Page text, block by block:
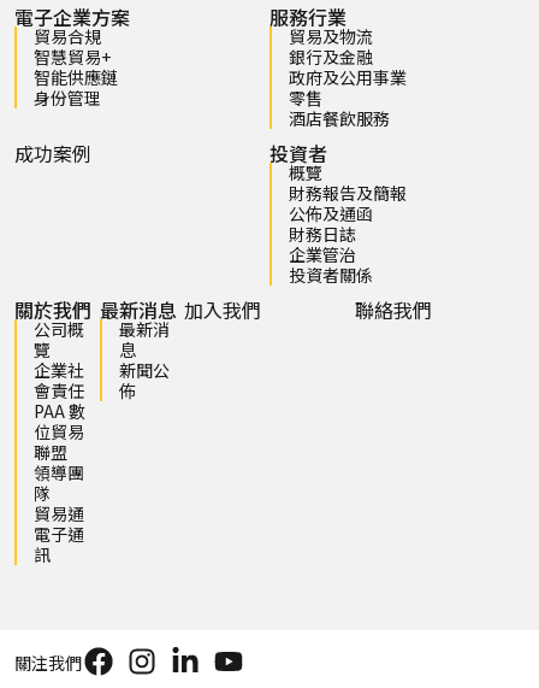
電子企業方案
貿易合規
智慧貿易+
智能供應鏈
身份管理
服務行業
貿易及物流
銀行及金融
政府及公用事業
零售
酒店餐飲服務
成功案例 投資者
概覽
財務報告及簡報
公佈及通函
財務日誌
企業管治
投資者關係
關於我們
公司概
覽
企業社
會責任
PAA 數
位貿易
聯盟
領導團
隊
貿易通
電子通
訊
最新消息
最新消
息
新聞公
佈
加入我們 聯絡我們
關注我們